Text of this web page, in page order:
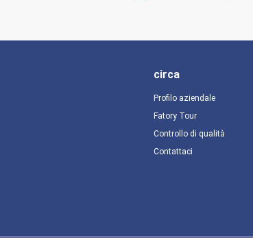
circa
Profilo aziendale
Fatory Tour
Controllo di qualità
Contattaci